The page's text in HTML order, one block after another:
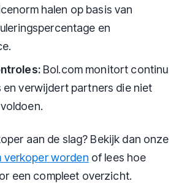
halen op basis van
en
Bol.com monitort continu
en verwijdert partners die niet
aan de slag? Bekijk dan onze
verkoper worden of lees hoe
een compleet overzicht.